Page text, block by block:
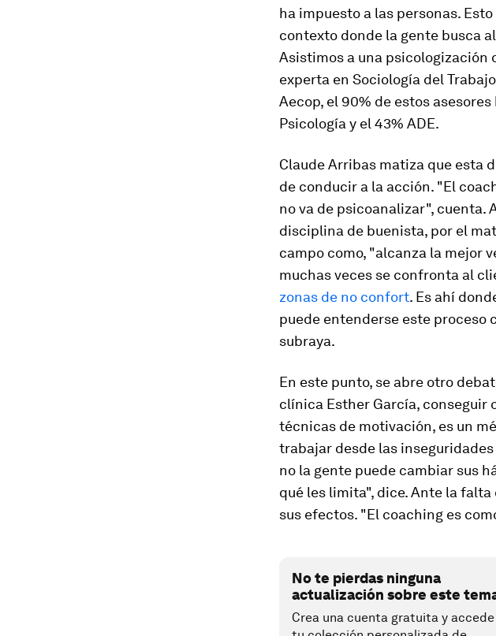
ha impuesto a las personas.
contexto donde la gente busca
Asistimos a una psicologización
experta en Sociología del
Aecop, el 90% de estos
Psicología y el 43% ADE.
Claude Arribas matiza que esta
de conducir a la acción. "El
no va de psicoanalizar",
disciplina de buenista, por el
campo como, "alcanza la mejor
muchas veces se confronta al
zonas de no confort. Es ahí
puede entenderse este proceso
subraya.
En este punto, se abre otro
clínica Esther García, conseguir
técnicas de motivación, es un
trabajar desde las inseguridades
no la gente puede cambiar sus
qué les limita", dice. Ante la
sus efectos. "El coaching es
No te pierdas ninguna
actualización sobre este
Crea una cuenta gratuita y